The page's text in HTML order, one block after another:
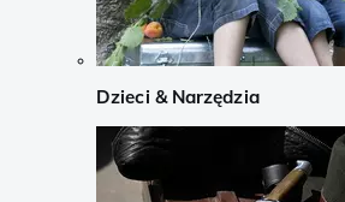
Dzieci & Narzędzia